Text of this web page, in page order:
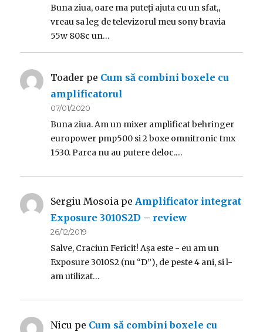
Buna ziua, oare ma puteți ajuta cu un sfat,,
vreau sa leg de televizorul meu sony bravia
55w 808c un…
Toader pe Cum să combini boxele cu
amplificatorul
07/01/2020
Buna ziua. Am un mixer amplificat behringer
europower pmp500 si 2 boxe omnitronic tmx
1530. Parca nu au putere deloc.…
Sergiu Mosoia pe Amplificator integrat
Exposure 3010S2D – review
26/12/2019
Salve, Craciun Fericit! Așa este - eu am un
Exposure 3010S2 (nu “D”), de peste 4 ani, si l-
am utilizat…
Nicu pe Cum să combini boxele cu